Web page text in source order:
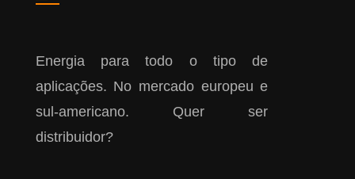
Energia para todo o tipo de
aplicações. No mercado europeu e
sul-americano. Quer ser
distribuidor?